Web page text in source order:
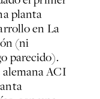
planta
en La
(ni
parecido).
alemana ACI